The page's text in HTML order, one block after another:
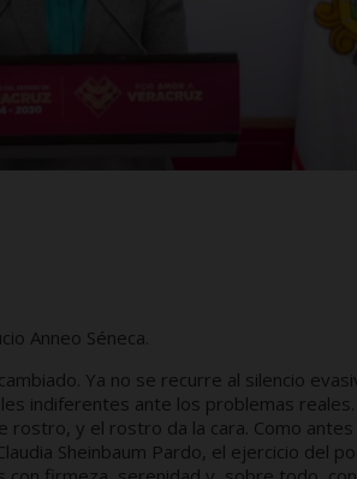
Anneo Séneca.
Ya no se recurre al silencio
indiferentes ante los problemas
rostro, y el rostro da la cara. Como
Sheinbaum Pardo, el ejercicio del